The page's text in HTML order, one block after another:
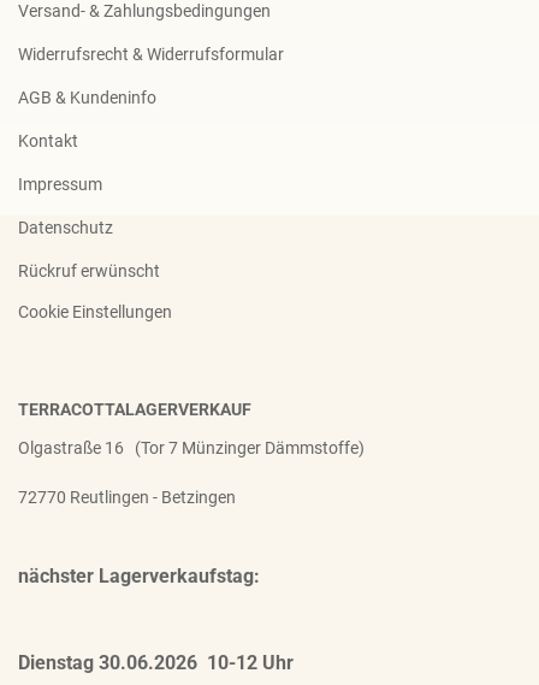
Versand- & Zahlungsbedingungen
Widerrufsrecht & Widerrufsformular
AGB & Kundeninfo
Kontakt
Impressum
Datenschutz
Rückruf erwünscht
Cookie Einstellungen
TERRACOTTALAGERVERKAUF
Olgastraße 16 (Tor 7 Münzinger Dämmstoffe)
72770 Reutlingen - Betzingen
nächster Lagerverkaufstag:
Dienstag 30.06.2026 10-12 Uhr